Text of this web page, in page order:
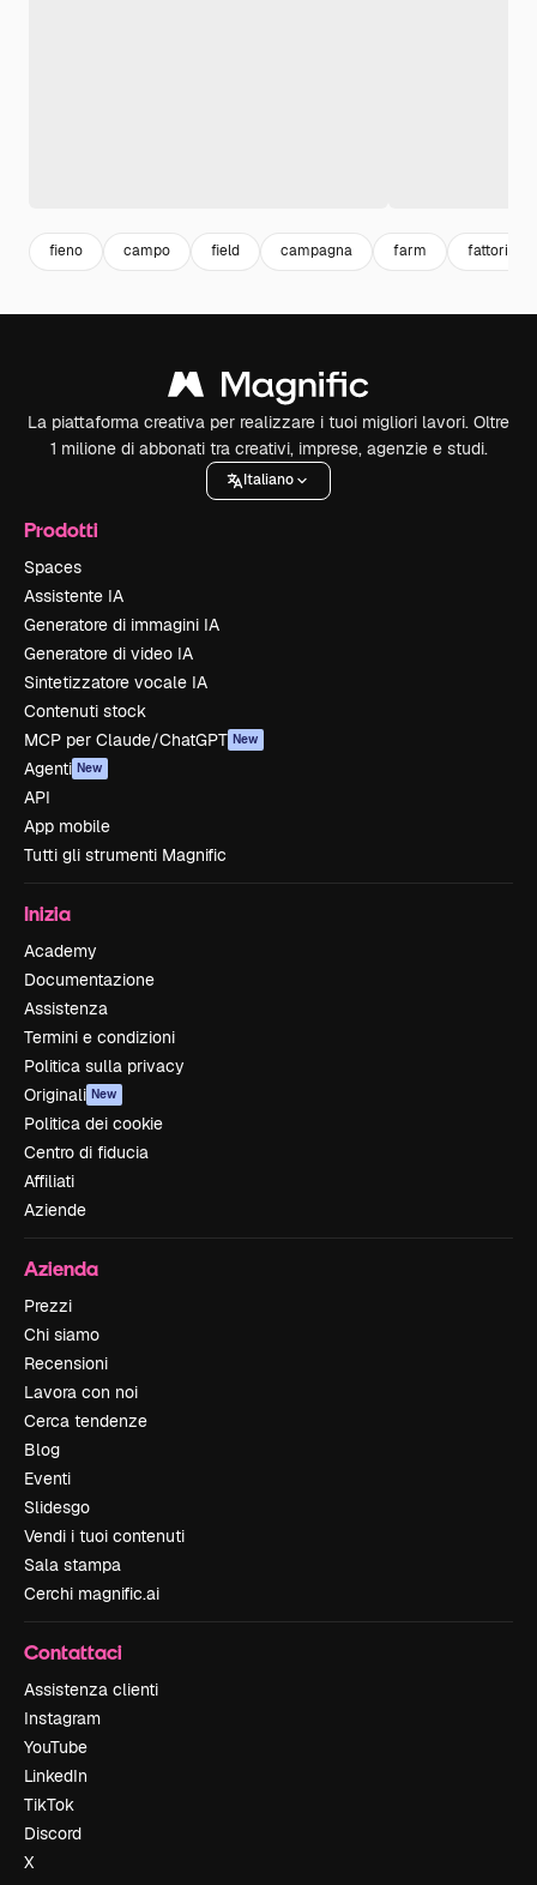
fieno campo field campagna farm fattoria
La piattaforma creativa per realizzare i tuoi migliori lavori. Oltre
1 milione di abbonati tra creativi, imprese, agenzie e studi.
Italiano
Prodotti
Spaces
Assistente IA
Generatore di immagini IA
Generatore di video IA
Sintetizzatore vocale IA
Contenuti stock
MCP per Claude/ChatGPT New
Agenti New
API
App mobile
Tutti gli strumenti Magnific
Inizia
Academy
Documentazione
Assistenza
Termini e condizioni
Politica sulla privacy
Originali New
Politica dei cookie
Centro di fiducia
Affiliati
Aziende
Azienda
Prezzi
Chi siamo
Recensioni
Lavora con noi
Cerca tendenze
Blog
Eventi
Slidesgo
Vendi i tuoi contenuti
Sala stampa
Cerchi magnific.ai
Contattaci
Assistenza clienti
Instagram
YouTube
LinkedIn
TikTok
Discord
X